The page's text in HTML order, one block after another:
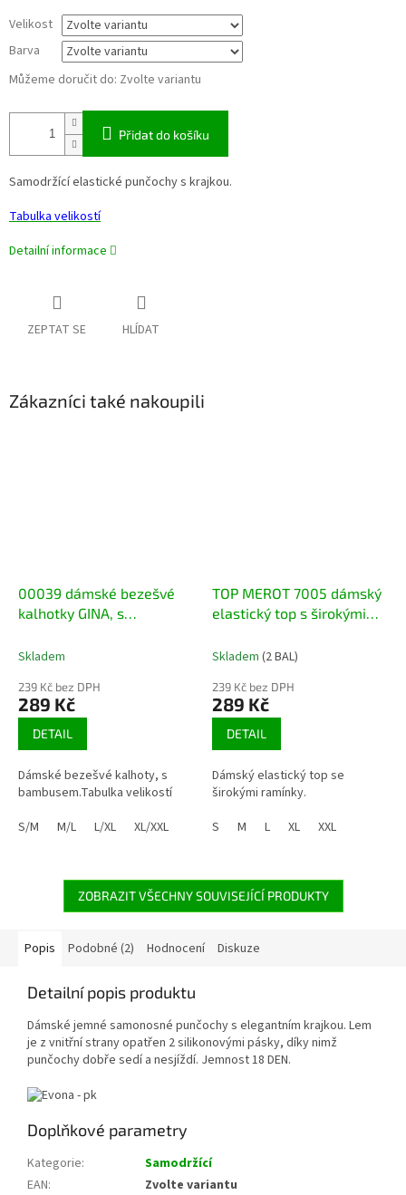
Velikost
Barva
Můžeme doručit do: Zvolte variantu
Přidat do košíku
Samodržící elastické punčochy s krajkou.
Tabulka velikostí
Detailní informace
ZEPTAT SE HLÍDAT
Zákazníci také nakoupili
00039 dámské bezešvé
kalhotky GINA, s
Skladem
239 Kč bez DPH
289 Kč
DETAIL
Dámské bezešvé kalhoty, s
bambusem.Tabulka velikostí
S/M
M/L L/XL XL/XXL
TOP MEROT 7005 dámský
elastický top s širokými
Skladem (2 BAL)
239 Kč bez DPH
289 Kč
DETAIL
Dámský elastický top se
širokými ramínky.
S
M L XL XXL
ZOBRAZIT VŠECHNY SOUVISEJÍCÍ PRODUKTY
Popis Podobné (2) Hodnocení Diskuze
Detailní popis produktu
Dámské jemné samonosné punčochy s elegantním krajkou. Lem
je z vnitřní strany opatřen 2 silikonovými pásky, díky nimž
punčochy dobře sedí a nesjíždí. Jemnost 18 DEN.
Doplňkové parametry
Kategorie:
Samodržící
EAN:
Zvolte variantu